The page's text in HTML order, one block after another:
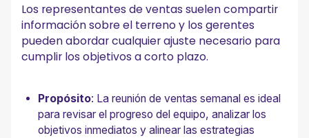
Los representantes de ventas suelen compartir
información sobre el terreno y los gerentes
pueden abordar cualquier ajuste necesario para
cumplir los objetivos a corto plazo.
Propósito: La reunión de ventas semanal es ideal
para revisar el progreso del equipo, analizar los
objetivos inmediatos y alinear las estrategias